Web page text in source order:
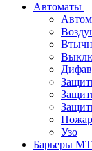
Автоматы
Узо
Барьеры